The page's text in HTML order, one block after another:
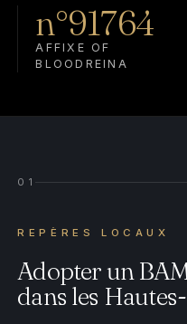
n°91764
AFFIXE OF
BLOODREINA
01
REPÈRES LOCAUX
Adopter un
dans les